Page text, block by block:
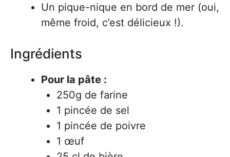
Un pique-nique en bord de mer (oui,
même froid, c’est délicieux !).
Ingrédients
Pour la pâte :
250g de farine
1 pincée de sel
1 pincée de poivre
1 œuf